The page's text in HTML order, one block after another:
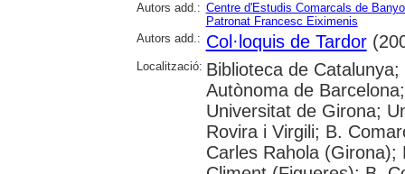
Autors add.: Centre d'Estudis Comarcals de
Patronat Francesc Eiximenis
Autors add.: Col·loquis de Tardor
Localització: Biblioteca de
Autònoma de
Universitat de Girona;
Rovira i Virgili; B.
Carles Rahola